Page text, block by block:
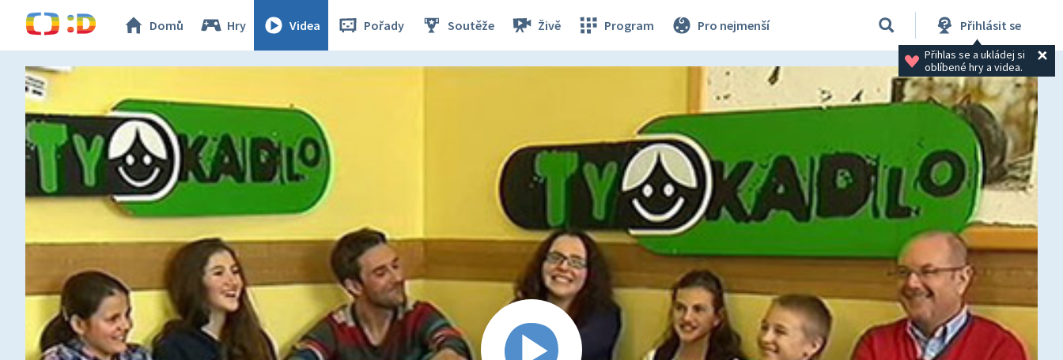
Domů Hry Videa Pořady Soutěže Živě Program Pro nejmenší Přihlásit se
Přihlas se a ukládej si
oblíbené hry a videa.